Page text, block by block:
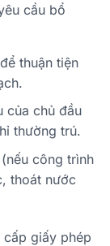
cầu bổ
thuận tiện
của chủ đầu
thường trú.
công trình
thoát nước
giấy phép